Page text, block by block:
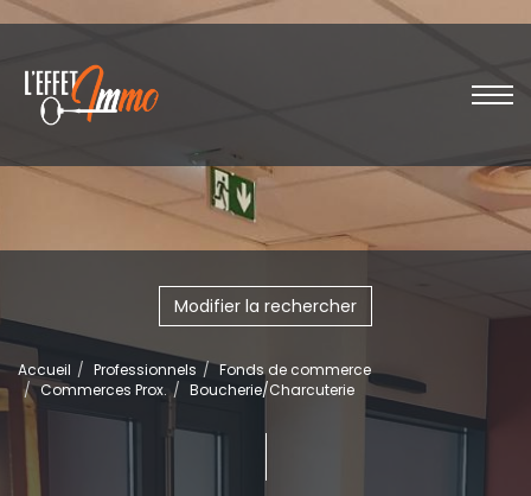
Modifier la rechercher
Accueil Professionnels
Fonds de commerce
Commerces Prox.
Boucherie/Charcuterie